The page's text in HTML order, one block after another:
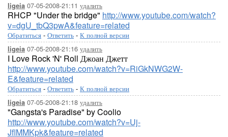
ligeia 07-05-2008-21:11 удалить
RHCP "Under the bridge" http://www.youtube.com/watch?
v=dgU_tbQ3pwA&feature=related
Обратиться - Ответить - К полной версии
ligeia 07-05-2008-21:16 удалить
I Love Rock 'N' Roll Джоан Джетт
http://www.youtube.com/watch?v=RiGkNWG2W-
E&feature=related
Обратиться - Ответить - К полной версии
ligeia 07-05-2008-21:18 удалить
"Gangsta's Paradise" by Coolio
http://www.youtube.com/watch?v=Uj-
JflMMKpk&feature=related